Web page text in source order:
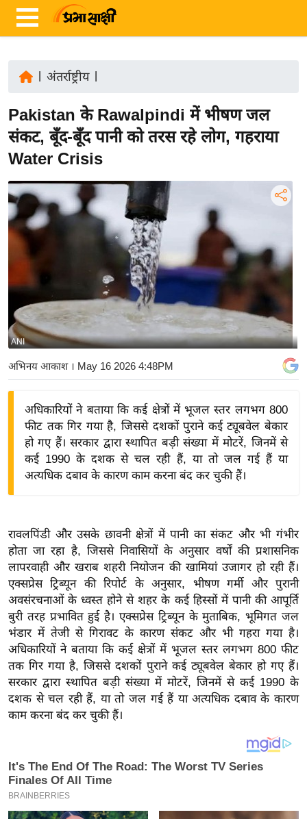
ज़ा
ख
ब
र
रा
ष्ट्री
य
र्रा
ष्ट्री
य
बि
ज़
ने
द्यो
वि
शे
ष
ज्ञ
रा
य
ब
ज
ट
खे
ल
ट
I
P
अंतर्राष्ट्रीय|
Pakistan के Rawalpindi में भीषण जल
संकट, बूँद-बूँद पानी को तरस रहे लोग, गहराया
Water Crisis
ANI
अभिनय आकाश। May 16 2026 4:48PM
अधिकारियों ने बताया कि कई क्षेत्रों में भूजल स्तर लगभग 800
फीट तक गिर गया है, जिससे दशकों पुराने कई ट्यूबवेल बेकार
हो गए हैं। सरकार द्वारा स्थापित बड़ी संख्या में मोटरें, जिनमें से
कई 1990 के दशक से चल रही हैं, या तो जल गई हैं या
अत्यधिक दबाव के कारण काम करना बंद कर चुकी हैं।
रावलपिंडी और उसके छावनी क्षेत्रों में पानी का संकट और भी गंभीर
होता जा रहा है, जिससे निवासियों के अनुसार वर्षों की प्रशासनिक
लापरवाही और खराब शहरी नियोजन की खामियां उजागर हो रही हैं।
एक्सप्रेस ट्रिब्यून की रिपोर्ट के अनुसार, भीषण गर्मी और पुरानी
अवसंरचनाओं के ध्वस्त होने से शहर के कई हिस्सों में पानी की आपूर्ति
बुरी तरह प्रभावित हुई है। एक्सप्रेस ट्रिब्यून के मुताबिक, भूमिगत जल
भंडार में तेजी से गिरावट के कारण संकट और भी गहरा गया है।
अधिकारियों ने बताया कि कई क्षेत्रों में भूजल स्तर लगभग 800 फीट
तक गिर गया है, जिससे दशकों पुराने कई ट्यूबवेल बेकार हो गए हैं।
सरकार द्वारा स्थापित बड़ी संख्या में मोटरें, जिनमें से कई 1990 के
दशक से चल रही हैं, या तो जल गई हैं या अत्यधिक दबाव के कारण
काम करना बंद कर चुकी हैं।